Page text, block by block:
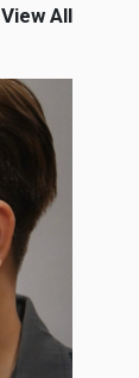
View All